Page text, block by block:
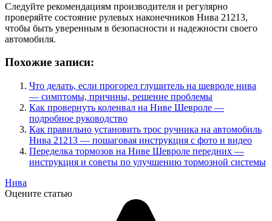
Следуйте рекомендациям производителя и регулярно
проверяйте состояние рулевых наконечников Нива 21213,
чтобы быть уверенным в безопасности и надежности своего
автомобиля.
Похожие записи:
Что делать, если прогорел глушитель на шевроле нива
— симптомы, причины, решение проблемы
Как провернуть коленвал на Ниве Шевроле —
подробное руководство
Как правильно установить трос ручника на автомобиль
Нива 21213 — пошаговая инструкция с фото и видео
Переделка тормозов на Ниве Шевроле передних —
инструкция и советы по улучшению тормозной системы
Нива
Оцените статью